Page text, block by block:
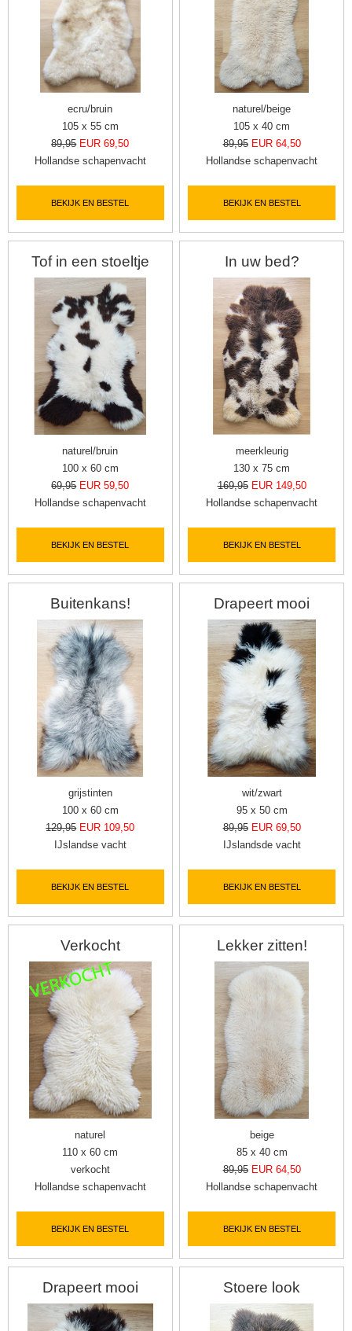
ecru/bruin
105 x 55 cm
89,95 EUR 69,50
Hollandse schapenvacht
BEKIJK EN BESTEL
naturel/beige
105 x 40 cm
89,95 EUR 64,50
Hollandse schapenvacht
BEKIJK EN BESTEL
Tof in een stoeltje
naturel/bruin
100 x 60 cm
69,95 EUR 59,50
Hollandse schapenvacht
BEKIJK EN BESTEL
In uw bed?
meerkleurig
130 x 75 cm
169,95 EUR 149,50
Hollandse schapenvacht
BEKIJK EN BESTEL
Buitenkans!
grijstinten
100 x 60 cm
129,95 EUR 109,50
IJslandse vacht
BEKIJK EN BESTEL
Drapeert mooi
wit/zwart
95 x 50 cm
89,95 EUR 69,50
IJslandsde vacht
BEKIJK EN BESTEL
Verkocht
naturel
110 x 60 cm
verkocht
Hollandse schapenvacht
BEKIJK EN BESTEL
Lekker zitten!
beige
85 x 40 cm
89,95 EUR 64,50
Hollandse schapenvacht
BEKIJK EN BESTEL
Drapeert mooi Stoere look